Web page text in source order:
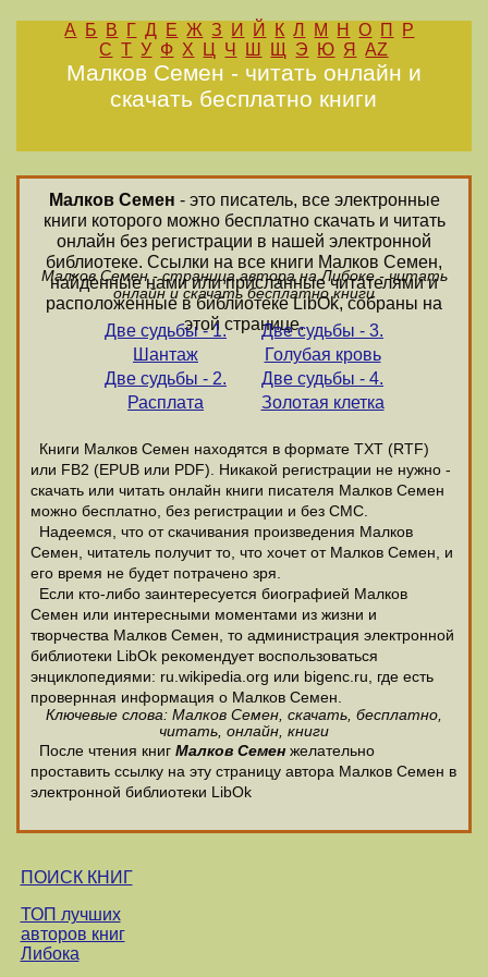
А Б В Г Д Е Ж З И Й К Л М Н О П
Р
С Т У Ф Х Ц Ч Ш Щ Э Ю Я AZ
Малков Семен - читать онлайн и
скачать бесплатно книги
Малков Семен - это писатель, все электронные
книги которого можно бесплатно скачать и читать
онлайн без регистрации в нашей электронной
библиотеке. Ссылки на все книги Малков Семен,
найденные нами или присланные читателями и
расположенные в библиотеке LibOk, собраны на
этой странице.
Малков Семен - страница автора на Либоке - читать
онлайн и скачать бесплатно книги
Две судьбы - 1.
Шантаж
Две судьбы - 2.
Расплата
Две судьбы - 3.
Голубая кровь
Две судьбы - 4.
Золотая клетка
Книги Малков Семен находятся в формате ТХТ (RTF)
или FB2 (EPUB или PDF). Никакой регистрации не нужно -
скачать или читать онлайн книги писателя Малков Семен
можно бесплатно, без регистрации и без СМС.
Надеемся, что от скачивания произведения Малков
Семен, читатель получит то, что хочет от Малков Семен, и
его время не будет потрачено зря.
Если кто-либо заинтересуется биографией Малков
Семен или интересными моментами из жизни и
творчества Малков Семен, то администрация электронной
библиотеки LibOk рекомендует воспользоваться
энциклопедиями: ru.wikipedia.org или bigenc.ru, где есть
провернная информация о Малков Семен.
Ключевые слова: Малков Семен, скачать, бесплатно,
читать, онлайн, книги
После чтения книг Малков Семен желательно
проставить ссылку на эту страницу автора Малков Семен в
электронной библиотеки LibOk
ПОИСК КНИГ
ТОП лучших
авторов книг
Либока